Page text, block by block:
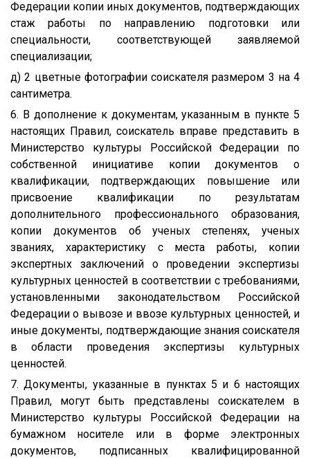
Федерации копии иных документов, подтверждающих
стаж работы по направлению подготовки или
специальности, соответствующей заявляемой
специализации;
д) 2 цветные фотографии соискателя размером 3 на 4
сантиметра.
6. В дополнение к документам, указанным в пункте 5
настоящих Правил, соискатель вправе представить в
Министерство культуры Российской Федерации по
собственной инициативе копии документов о
квалификации, подтверждающих повышение или
присвоение квалификации по результатам
дополнительного профессионального образования,
копии документов об ученых степенях, ученых
званиях, характеристику с места работы, копии
экспертных заключений о проведении экспертизы
культурных ценностей в соответствии с требованиями,
установленными законодательством Российской
Федерации о вывозе и ввозе культурных ценностей, и
иные документы, подтверждающие знания соискателя
в области проведения экспертизы культурных
ценностей.
7. Документы, указанные в пунктах 5 и 6 настоящих
Правил, могут быть представлены соискателем в
Министерство культуры Российской Федерации на
бумажном носителе или в форме электронных
документов, подписанных квалифицированной